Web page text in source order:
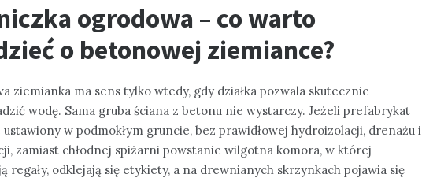
ogrodowa – co warto
o betonowej ziemiance?
ziemianka ma sens tylko wtedy, gdy działka pozwala skutecznie
wodę. Sama gruba ściana z betonu nie wystarczy. Jeżeli prefabrykat
ustawiony w podmokłym gruncie, bez prawidłowej hydroizolacji, drenażu i
zamiast chłodnej spiżarni powstanie wilgotna komora, w której
regały, odklejają się etykiety, a na drewnianych skrzynkach pojawia się